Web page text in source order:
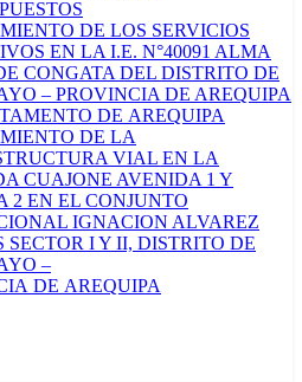
DE LOS SERVICIOS
EN LA I.E. N°40091 ALMA
CONGATA DEL DISTRITO DE
– PROVINCIA DE AREQUIPA
DE AREQUIPA
DE LA
VIAL EN LA
CUAJONE AVENIDA 1 Y
2 EN EL CONJUNTO
IGNACION ALVAREZ
SECTOR I Y II, DISTRITO DE
–
DE AREQUIPA